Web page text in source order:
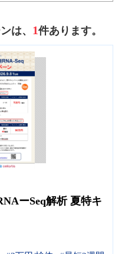
は、 1件あります。
ーSeq解析 夏特キ